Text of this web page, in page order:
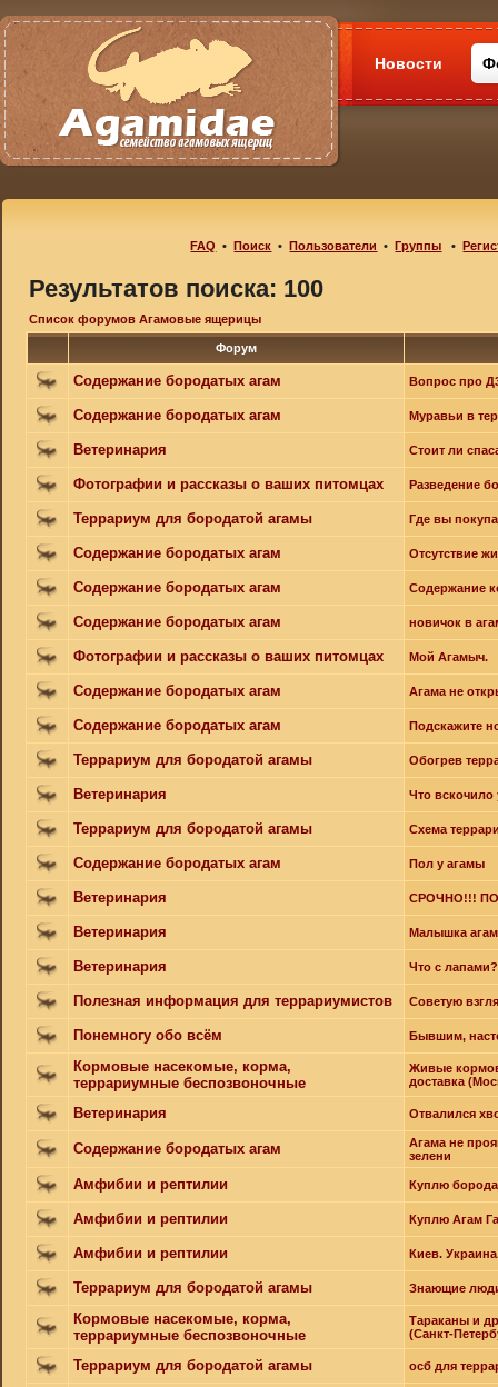
Новости
FAQ •Поиск •Пользователи •Группы •
Результатов поиска: 100
Список форумов Агамовые ящерицы
Форум
Содержание бородатых агам Вопрос про
Содержание бородатых агам Муравьи в
Ветеринария Стоит ли
Фотографии и рассказы о ваших питомцах Разведение
Террариум для бородатой агамы Где вы
Содержание бородатых агам Отсутствие
Содержание бородатых агам Содержание
Содержание бородатых агам новичок в
Фотографии и рассказы о ваших питомцах Мой Агамыч.
Содержание бородатых агам Агама не
Содержание бородатых агам Подскажите
Террариум для бородатой агамы Обогрев
Ветеринария Что вскочило
Террариум для бородатой агамы Схема
Содержание бородатых агам Пол у агамы
Ветеринария СРОЧНО!!!
Ветеринария Малышка
Ветеринария Что с лапами?
Полезная информация для террариумистов Советую
Понемногу обо всём Бывшим,
Кормовые насекомые, корма,
террариумные беспозвоночные
Живые
доставка
Ветеринария Отвалился
Содержание бородатых агам
Агама не
зелени
Амфибии и рептилии Куплю
Амфибии и рептилии Куплю Агам
Амфибии и рептилии Киев.
Террариум для бородатой агамы Знающие
Кормовые насекомые, корма,
террариумные беспозвоночные
Тараканы и
(Санкт-
Террариум для бородатой агамы осб для